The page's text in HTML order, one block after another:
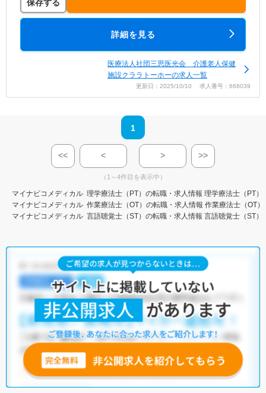
保存する
詳細を見る
医療法人社団三思医光会 介護老人保健
施設クララトーホーの求人一覧
更新日：2025/10/10 求人番号：668039
1
<< < > >>
（1～4件目を表示中）
マイナビコメディカル 理学療法士（PT）の転職・求人情報 理学療法士（PT）
マイナビコメディカル 作業療法士（OT）の転職・求人情報 作業療法士（OT
マイナビコメディカル 言語聴覚士（ST）の転職・求人情報 言語聴覚士（ST）